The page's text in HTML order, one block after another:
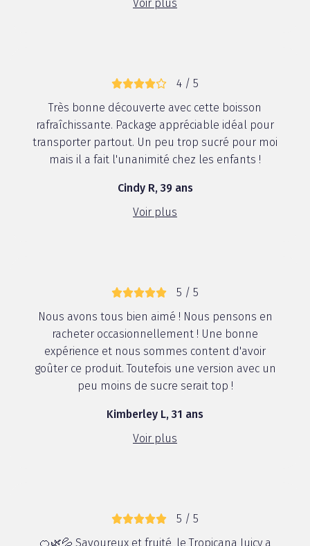
Voir plus
4 / 5
Très bonne découverte avec cette boisson
rafraîchissante. Package appréciable idéal pour
transporter partout. Un peu trop sucré pour moi
mais il a fait l'unanimité chez les enfants !
Cindy R, 39 ans
Voir plus
5 / 5
Nous avons tous bien aimé ! Nous pensons en
racheter occasionnellement ! Une bonne
expérience et nous sommes content d'avoir
goûter ce produit. Toutefois une version avec un
peu moins de sucre serait top !
Kimberley L, 31 ans
Voir plus
5 / 5
🍊🌿💦 Savoureux et fruité, le Tropicana Juicy a